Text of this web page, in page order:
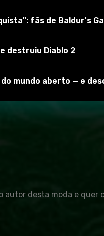
autor desta moda e
fãs de Baldur's
destruiu Diablo 2
mundo aberto — e